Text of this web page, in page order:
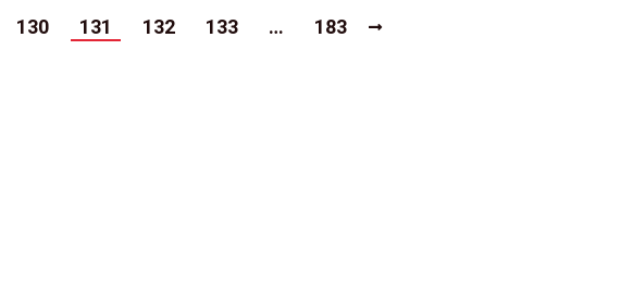
130 131 132 133 … 183